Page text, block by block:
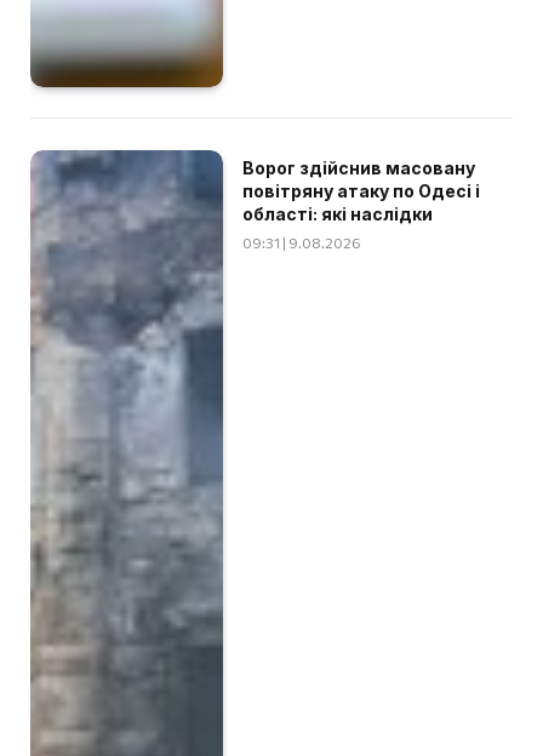
Ворог здійснив масовану
повітряну атаку по Одесі і
області: які наслідки
09:31 | 9.08.2026